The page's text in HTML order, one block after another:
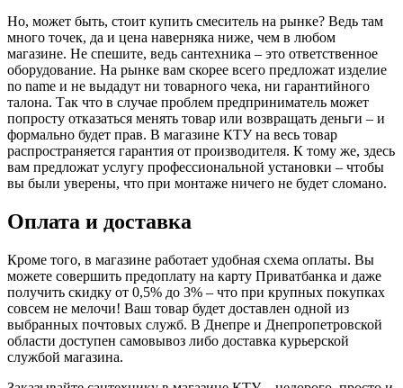
Но, может быть, стоит купить смеситель на рынке? Ведь там
много точек, да и цена наверняка ниже, чем в любом
магазине. Не спешите, ведь сантехника – это ответственное
оборудование. На рынке вам скорее всего предложат изделие
no name и не выдадут ни товарного чека, ни гарантийного
талона. Так что в случае проблем предприниматель может
попросту отказаться менять товар или возвращать деньги – и
формально будет прав. В магазине КТУ на весь товар
распространяется гарантия от производителя. К тому же, здесь
вам предложат услугу профессиональной установки – чтобы
вы были уверены, что при монтаже ничего не будет сломано.
Оплата и доставка
Кроме того, в магазине работает удобная схема оплаты. Вы
можете совершить предоплату на карту Приватбанка и даже
получить скидку от 0,5% до 3% – что при крупных покупках
совсем не мелочи! Ваш товар будет доставлен одной из
выбранных почтовых служб. В Днепре и Днепропетровской
области доступен самовывоз либо доставка курьерской
службой магазина.